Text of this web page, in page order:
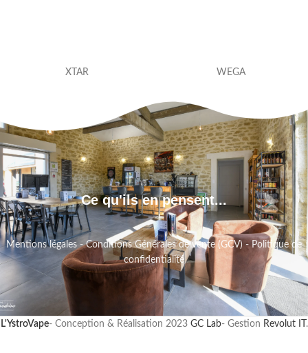
XTAR WEGA
Ce qu'ils en pensent...
Mentions légales-Conditions Générales de vente (GCV) - Politique de
confidentialité
L'YstroVape- Conception & Réalisation 2023 GC Lab- Gestion Revolut IT .